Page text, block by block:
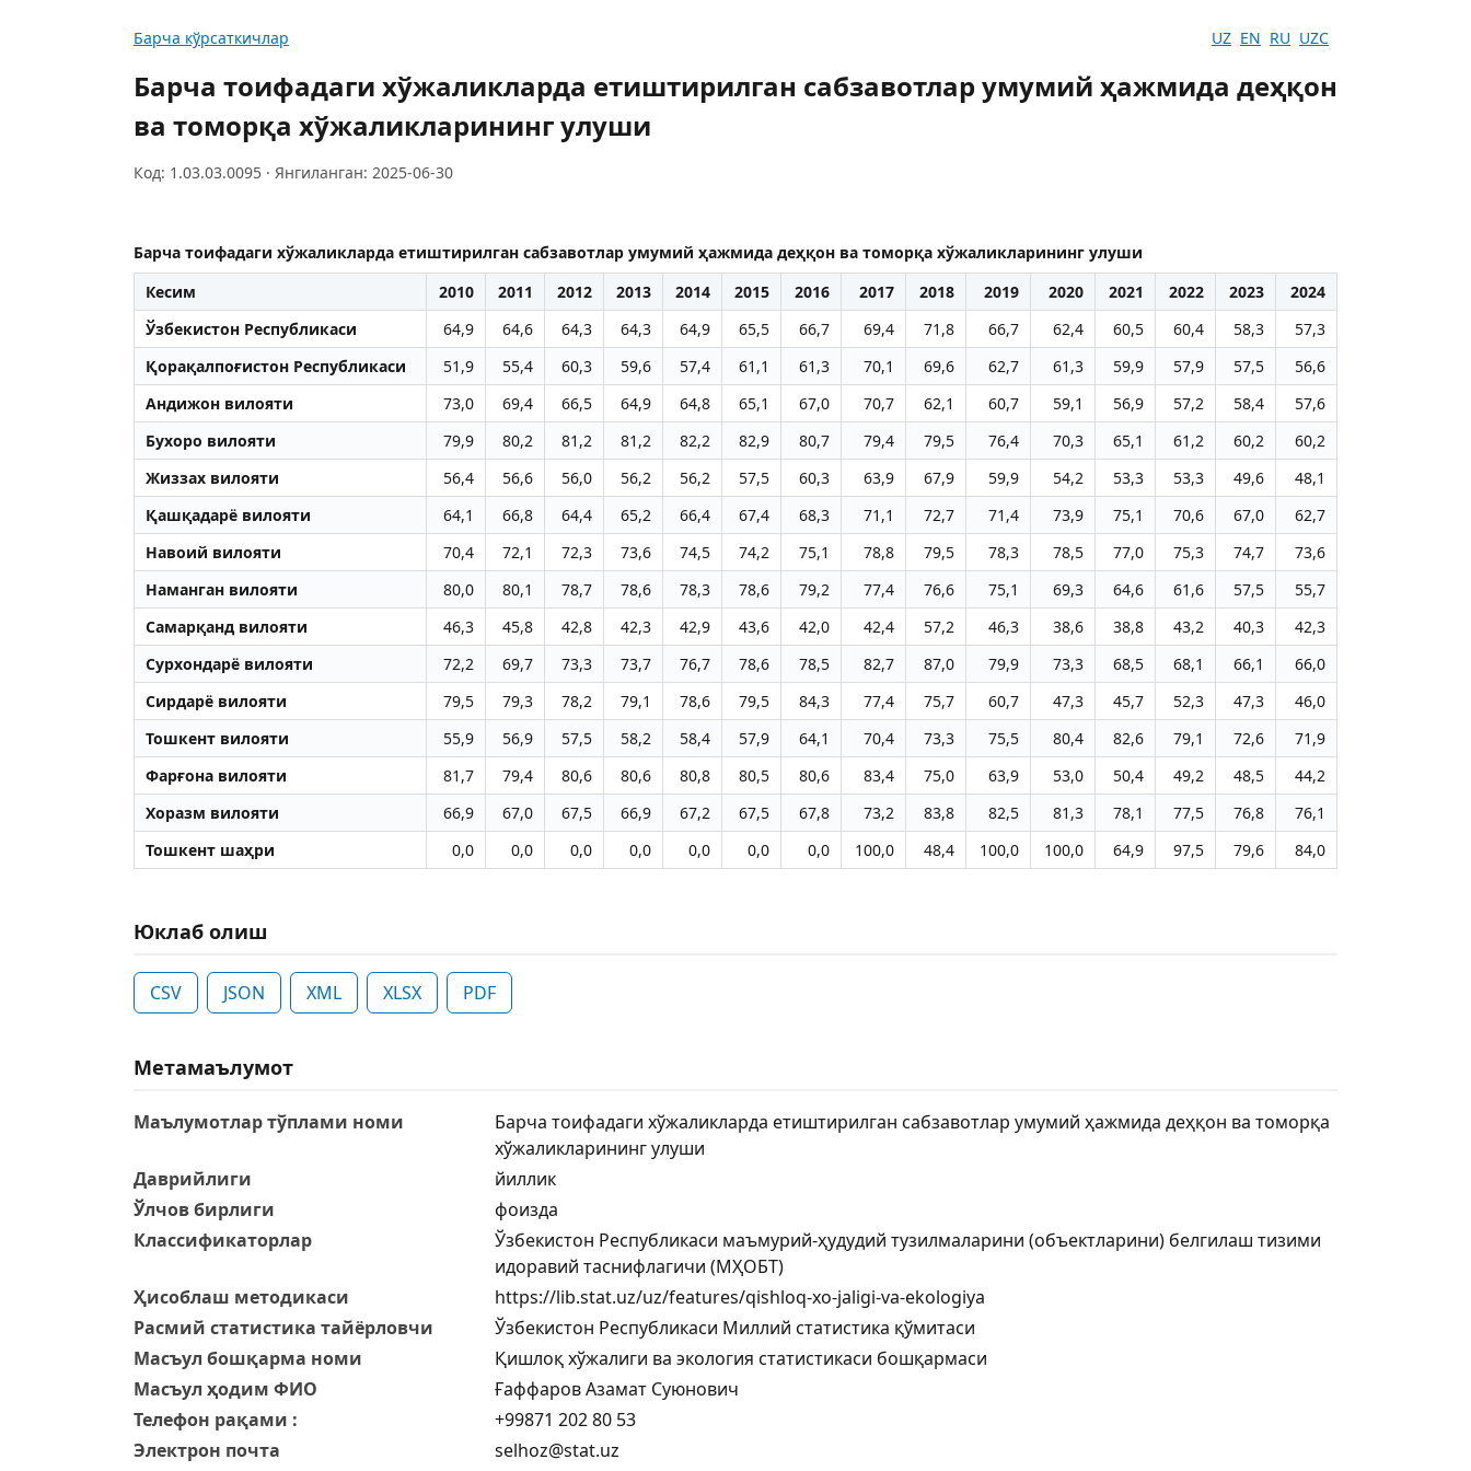
Барча кўрсаткичлар UZ EN RU UZC
Барча тоифадаги хўжаликларда етиштирилган сабзавотлар умумий ҳажмида деҳқон
ва томорқа хўжаликларининг улуши
Код: 1.03.03.0095 · Янгиланган: 2025-06-30
Барча тоифадаги хўжаликларда етиштирилган сабзавотлар умумий ҳажмида деҳқон ва томорқа хўжаликларининг улуши
Кесим
2010 2011 2012 2013 2014 2015 2016 2017 2018 2019 2020 2021 2022 2023
2024
Ўзбекистон Республикаси
64,9 64,6 64,3 64,3 64,9 65,5 66,7 69,4 71,8 66,7 62,4 60,5 60,4 58,3
57,3
Қорақалпоғистон Республикаси
51,9 55,4 60,3 59,6 57,4 61,1 61,3 70,1 69,6 62,7 61,3 59,9 57,9 57,5
56,6
Aндижон вилояти
73,0 69,4 66,5 64,9 64,8 65,1 67,0 70,7 62,1 60,7 59,1 56,9 57,2 58,4
57,6
Бухоро вилояти
79,9 80,2 81,2 81,2 82,2 82,9 80,7 79,4 79,5 76,4 70,3 65,1 61,2 60,2
60,2
Жиззах вилояти
56,4 56,6 56,0 56,2 56,2 57,5 60,3 63,9 67,9 59,9 54,2 53,3 53,3 49,6
48,1
Қашқадарё вилояти
64,1 66,8 64,4 65,2 66,4 67,4 68,3 71,1 72,7 71,4 73,9 75,1 70,6 67,0
62,7
Навоий вилояти
70,4 72,1 72,3 73,6 74,5 74,2 75,1 78,8 79,5 78,3 78,5 77,0 75,3 74,7
73,6
Наманган вилояти
80,0 80,1 78,7 78,6 78,3 78,6 79,2 77,4 76,6 75,1 69,3 64,6 61,6 57,5
55,7
Самарқанд вилояти
46,3 45,8 42,8 42,3 42,9 43,6 42,0 42,4 57,2 46,3 38,6 38,8 43,2 40,3
42,3
Сурхондарё вилояти
72,2 69,7 73,3 73,7 76,7 78,6 78,5 82,7 87,0 79,9 73,3 68,5 68,1 66,1
66,0
Сирдарё вилояти
79,5 79,3 78,2 79,1 78,6 79,5 84,3 77,4 75,7 60,7 47,3 45,7 52,3 47,3
46,0
Тошкент вилояти
55,9 56,9 57,5 58,2 58,4 57,9 64,1 70,4 73,3 75,5 80,4 82,6 79,1 72,6
71,9
Фарғона вилояти
81,7 79,4 80,6 80,6 80,8 80,5 80,6 83,4 75,0 63,9 53,0 50,4 49,2 48,5
44,2
Хоразм вилояти
66,9 67,0 67,5 66,9 67,2 67,5 67,8 73,2 83,8 82,5 81,3 78,1 77,5 76,8
76,1
Тошкент шаҳри
0,0 0,0 0,0 0,0 0,0 0,0 0,0 100,0 48,4 100,0 100,0 64,9 97,5 79,6 84,0
Юклаб олиш
CSV JSON XML XLSX PDF
Метамаълумот
Маълумотлар тўплами номи
Барча тоифадаги хўжаликларда етиштирилган сабзавотлар умумий ҳажмида деҳқон ва томорқа
хўжаликларининг улуши
Даврийлиги
йиллик
Ўлчов бирлиги
фоизда
Классификаторлар
Ўзбекистон Республикаси маъмурий-ҳудудий тузилмаларини (объектларини) белгилаш тизими
идоравий таснифлагичи (МҲОБТ)
Ҳисоблаш методикаси
https://lib.stat.uz/uz/features/qishloq-xo-jaligi-va-ekologiya
Расмий статистика тайёрловчи
Ўзбекистон Республикаси Миллий статистика қўмитаси
Масъул бошқарма номи
Қишлоқ хўжалиги ва экология статистикаси бошқармаси
Масъул ҳодим ФИО
Ғаффаров Азамат Суюнович
Телефон рақами :
+99871 202 80 53
Электрон почта
selhoz@stat.uz